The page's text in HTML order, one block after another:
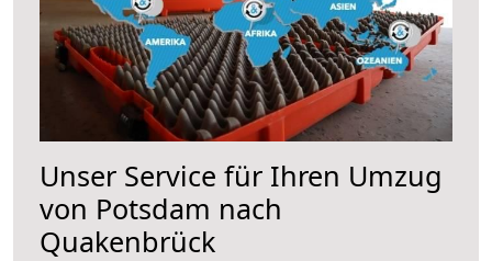
Unser Service für Ihren Umzug
von Potsdam nach
Quakenbrück